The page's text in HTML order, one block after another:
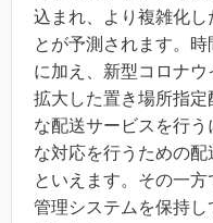
込まれ、より複雑化し
とが予測されます。
に加え、新型コロナ
拡大した置き場所指
な配送サービスを行
な対応を行うための
といえます。その一
管理システムを保持し